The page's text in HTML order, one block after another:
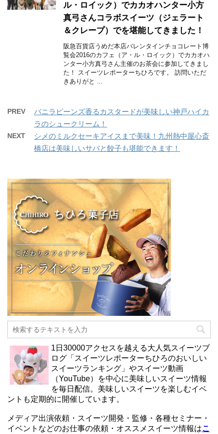
ル・ロイック）でカカオハンター小方
真弓さんコラボスイーツ（ジェラート
＆クレープ）でを堪能してきました！
阪急百貨店うめだ本店バレンタインチョコレート博
覧会2016のカフェ（ア・ル・ロイック）でカカオハ
ンター小方真弓さん主催のお茶会に参加してきまし
た！ スイーツレポーターちひろです。 訪問いただ
きありがと ...
PREV
バニラビーンズ香るカスタードが美味しい神戸ハイカ
ラのシュークリーム！
NEXT
シメのミルクセーキアイスまで美味！九州熱中屋心斎
橋店は美味しいサバと餃子も堪能できます！
1日30000アクセスを越える大人気スイーツブ
ログ「スイーツレポーターちひろのおいしい
スイーツランキング」やスイーツ動画
（YouTube）を中心に美味しいスイーツ情報
を毎日配信。美味しいスイーツを楽しむイベ
ントも定期的に開催しています。
メディア出演依頼・スイーツ開発・監修・各種セミナー・
イベントなどのお仕事の依頼・オススメスイーツ情報はこ